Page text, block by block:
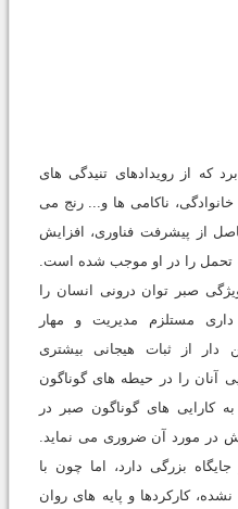
که از رویدادهای تنیدگی های
ناکامی ها و... رنج می
از پیشرفت فناوری، افزایش
را در او موجب شده است.
صبر توان درونی انسان را
مستلزم مدیریت و مهار
از ثبات هیجانی بیشتری
آنان را در حیطه های گوناگون
کارایی های گوناگون صبر در
در مورد آن ضروری می نماید.
بزرگی دارد، اما چون با
کارکردها و پایه های روان